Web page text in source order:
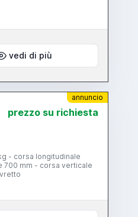
vedi di più
annuncio
prezzo su richiesta
- corsa longitudinale
700 mm - corsa verticale